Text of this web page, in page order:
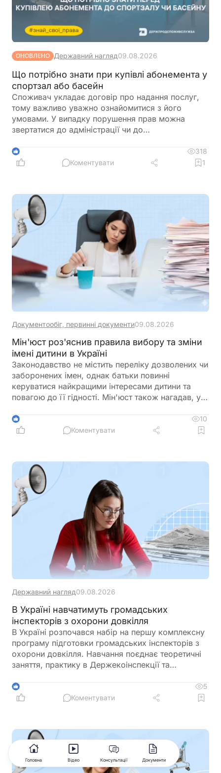
ОНОВЛЕНО Державний нагляд09.08.2026
Що потрібно знати при купівлі абонемента у
спортзал або басейн
Споживач укладає договір про надання послуг,
тому важливо уважно ознайомитися з його
умовами. У випадку порушення прав можна
звертатися до адміністрації чи до
1
318
Коментувати
1
Документообіг, первинні документи09.08.2026
Мін'юст роз'яснив правила вибору та зміни
імені дитини в Україні
Законодавство не містить переліку дозволених чи
заборонених імен, однак батьки повинні
керуватися найкращими інтересами дитини та
повагою до її гідності. Мін'юст також нагадав, у
дитини
1
10
Коментувати
Державний нагляд09.08.2026
В Україні навчатимуть громадських
інспекторів з охорони довкілля
В Україні розпочався набір на першу комплексну
програму підготовки громадських інспекторів з
охорони довкілля. Навчання поєднає теоретичні
заняття, практику в Держекоінспекції та
1
5
Коментувати
Головна Відео Консультації Документи